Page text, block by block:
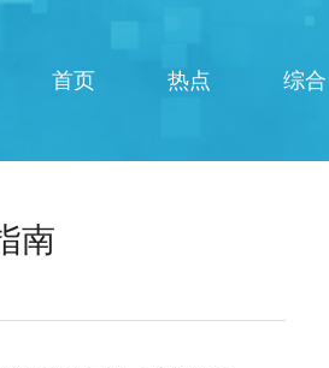
首页 热点 综合
南